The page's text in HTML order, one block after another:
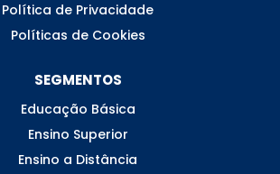
Política de Privacidade
Políticas de Cookies
SEGMENTOS
Educação Básica
Ensino Superior
Ensino a Distância